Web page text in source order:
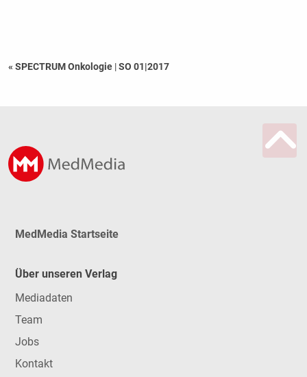
« SPECTRUM Onkologie |SO 01|2017
MedMedia Startseite
Über unseren Verlag
Mediadaten
Team
Jobs
Kontakt